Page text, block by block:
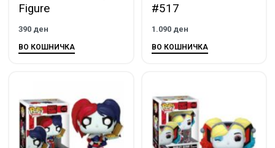
Figure
390 ден
ВО КОШНИЧКА
#517
1.090 ден
ВО КОШНИЧКА